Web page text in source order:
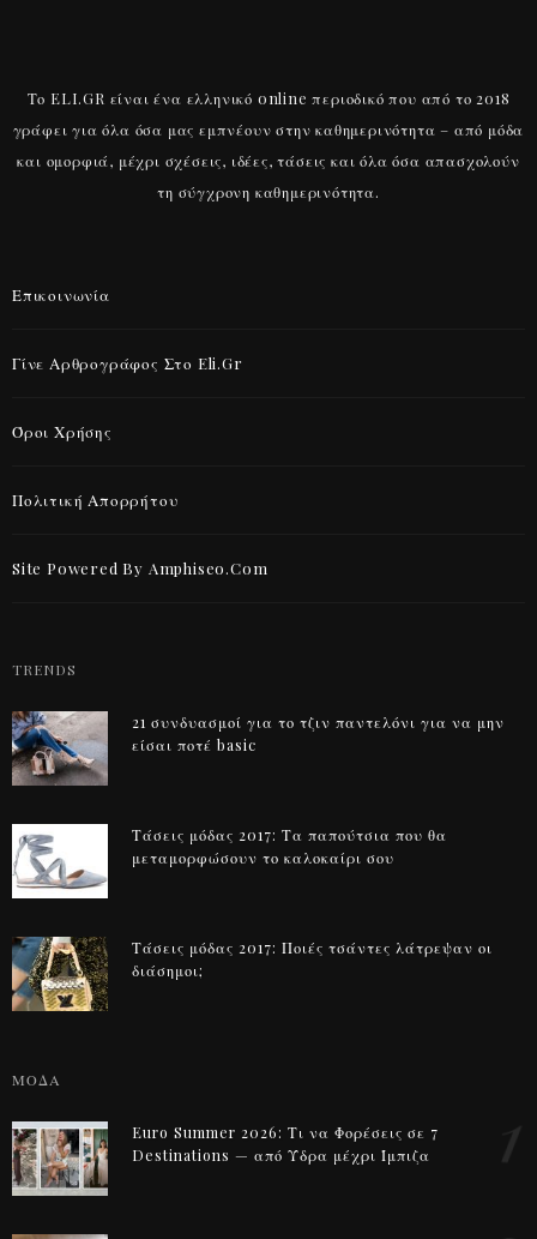
Το ELI.GR είναι ένα ελληνικό online περιοδικό που από το 2018
γράφει για όλα όσα μας εμπνέουν στην καθημερινότητα – από μόδα
και ομορφιά, μέχρι σχέσεις, ιδέες, τάσεις και όλα όσα απασχολούν
τη σύγχρονη καθημερινότητα.
Επικοινωνία
Γίνε Αρθρογράφος Στο Eli.gr
Όροι Χρήσης
Πολιτική Απορρήτου
Site Powered By Amphiseo.com
TRENDS
21 συνδυασμοί για το τζιν παντελόνι για να μην
είσαι ποτέ basic
Τάσεις μόδας 2017: Τα παπούτσια που θα
μεταμορφώσουν το καλοκαίρι σου
Τάσεις μόδας 2017: Ποιές τσάντες λάτρεψαν οι
διάσημοι;
ΜΟΔΑ
Euro Summer 2026: Τι να Φορέσεις σε 7
Destinations — από Ύδρα μέχρι Ίμπιζα